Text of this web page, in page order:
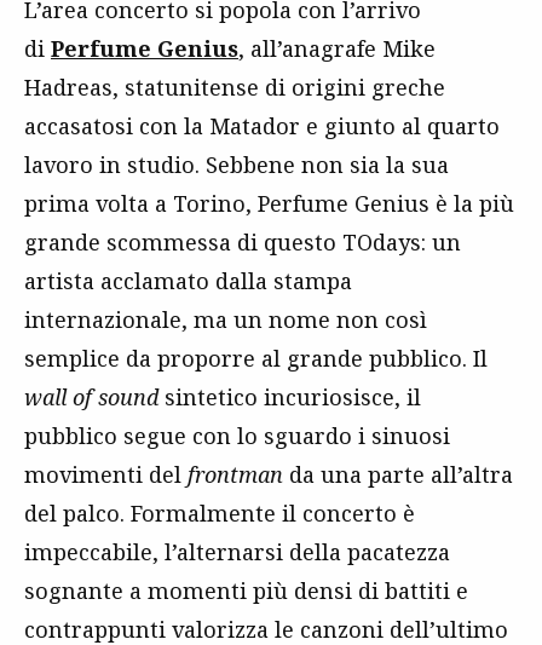
L’area concerto si popola con l’arrivo
di Perfume Genius, all’anagrafe Mike
Hadreas, statunitense di origini greche
accasatosi con la Matador e giunto al quarto
lavoro in studio. Sebbene non sia la sua
prima volta a Torino, Perfume Genius è la più
grande scommessa di questo TOdays: un
artista acclamato dalla stampa
internazionale, ma un nome non così
semplice da proporre al grande pubblico. Il
wall of soundsintetico incuriosisce, il
pubblico segue con lo sguardo i sinuosi
movimenti del frontman da una parte all’altra
del palco. Formalmente il concerto è
impeccabile, l’alternarsi della pacatezza
sognante a momenti più densi di battiti e
contrappunti valorizza le canzoni dell’ultimo